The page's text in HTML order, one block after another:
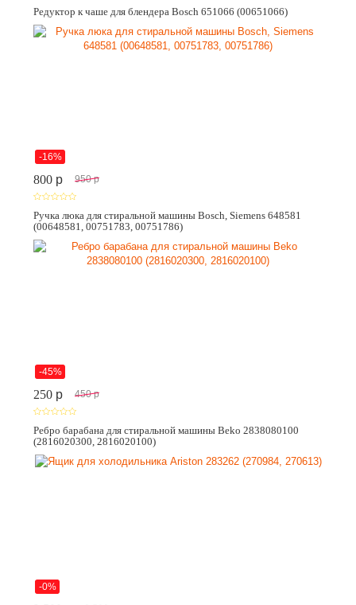
Редуктор к чаше для блендера Bosch 651066 (00651066)
-16%
800 p 950 p
Ручка люка для стиральной машины Bosch, Siemens 648581
(00648581, 00751783, 00751786)
-45%
250 p 450 p
Ребро барабана для стиральной машины Beko 2838080100
(2816020300, 2816020100)
-0%